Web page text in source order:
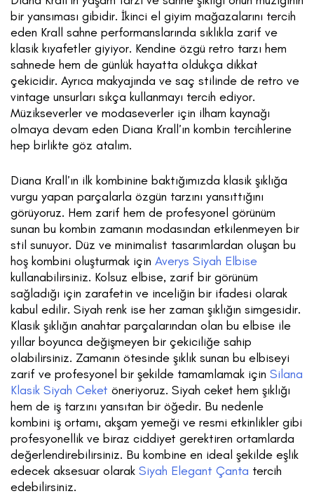
bir yansıması gibidir. İkinci el giyim mağazalarını tercih
eden Krall sahne performanslarında sıklıkla zarif ve
klasik kıyafetler giyiyor. Kendine özgü retro tarzı hem
sahnede hem de günlük hayatta oldukça dikkat
çekicidir. Ayrıca makyajında ve saç stilinde de retro ve
vintage unsurları sıkça kullanmayı tercih ediyor.
Müzikseverler ve modaseverler için ilham kaynağı
olmaya devam eden Diana Krall’ın kombin tercihlerine
hep birlikte göz atalım.
Diana Krall’ın ilk kombinine baktığımızda klasik şıklığa
vurgu yapan parçalarla özgün tarzını yansıttığını
görüyoruz. Hem zarif hem de profesyonel görünüm
sunan bu kombin zamanın modasından etkilenmeyen bir
stil sunuyor. Düz ve minimalist tasarımlardan oluşan bu
hoş kombini oluşturmak için Averys Siyah Elbise
kullanabilirsiniz. Kolsuz elbise, zarif bir görünüm
sağladığı için zarafetin ve inceliğin bir ifadesi olarak
kabul edilir. Siyah renk ise her zaman şıklığın simgesidir.
Klasik şıklığın anahtar parçalarından olan bu elbise ile
yıllar boyunca değişmeyen bir çekiciliğe sahip
olabilirsiniz. Zamanın ötesinde şıklık sunan bu elbiseyi
zarif ve profesyonel bir şekilde tamamlamak için Silana
Klasik Siyah Ceket öneriyoruz. Siyah ceket hem şıklığı
hem de iş tarzını yansıtan bir öğedir. Bu nedenle
kombini iş ortamı, akşam yemeği ve resmi etkinlikler gibi
profesyonellik ve biraz ciddiyet gerektiren ortamlarda
değerlendirebilirsiniz. Bu kombine en ideal şekilde eşlik
edecek aksesuar olarak Siyah Elegant Çanta tercih
edebilirsiniz.